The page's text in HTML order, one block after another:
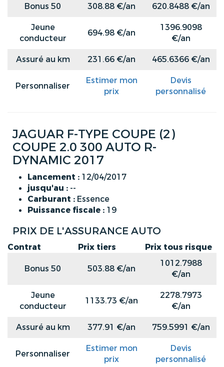
Bonus 50
308.88 €/an
620.8488 €/an
Jeune
conducteur
694.98 €/an
1396.9098
€/an
Assuré au km
231.66 €/an 465.6366 €/an
Personnaliser
Estimer mon
prix
Devis
personnalisé
JAGUAR F-TYPE COUPE (2)
COUPE 2.0 300 AUTO R-
DYNAMIC 2017
Lancement : 12/04/2017
jusqu'au : --
Carburant : Essence
Puissance fiscale : 19
PRIX DE L'ASSURANCE AUTO
Contrat Prix tiers Prix tous risque
Bonus 50 503.88 €/an
1012.7988
€/an
Jeune
conducteur
1133.73 €/an
2278.7973
€/an
Assuré au km
377.91 €/an 759.5991 €/an
Personnaliser
Estimer mon
prix
Devis
personnalisé